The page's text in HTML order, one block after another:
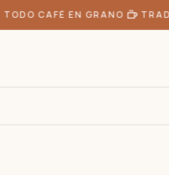
CAFÉ EN GRANO